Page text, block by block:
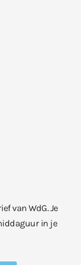
van WdG. Je
in je